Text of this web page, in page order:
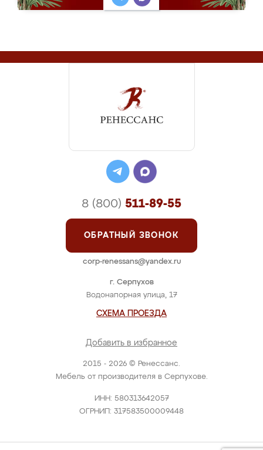
2015 - 2026 © Ренессанс.
Мебель от производителя в Серпухове.
ИНН: 580313642057
ОГРНИП: 317583500009448
г. Серпухов
Водонапорная улица, 17
СХЕМА ПРОЕЗДА
Добавить в избранное
8 (800) 511-89-55
ОБРАТНЫЙ ЗВОНОК
corp-renessans@yandex.ru